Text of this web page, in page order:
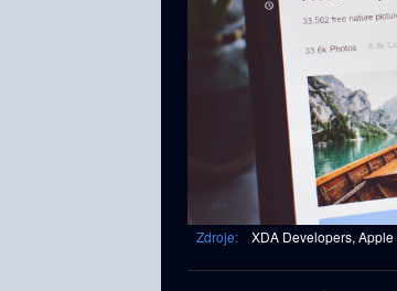
Zdroje: XDA Developers, Apple